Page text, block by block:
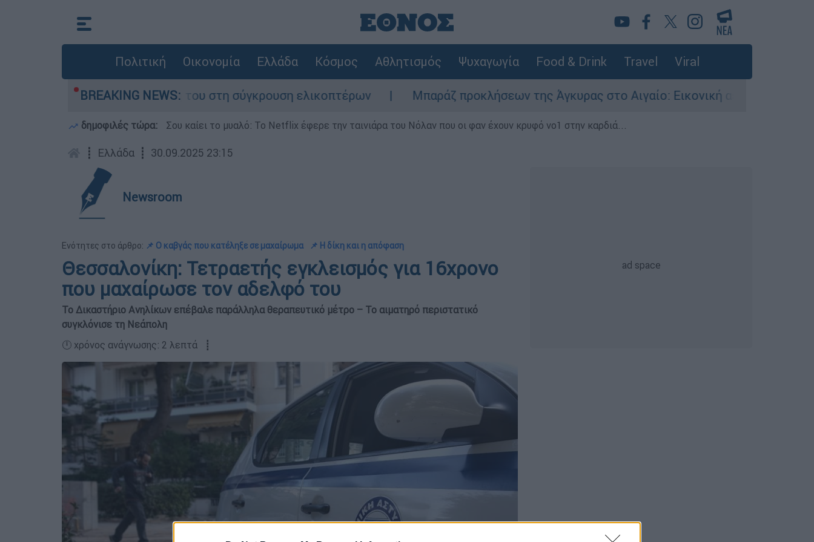
Πολιτική Οικονομία Ελλάδα Κόσμος Αθλητισμός Ψυχαγωγία Food & Drink Travel Viral
BREAKING NEWS:
που έχασε τη ζωή του στη σύγκρουση ελικοπτέρων Μπαράζ προκλήσεων της Άγκυρας στο Αιγαίο: Εικονική αερομαχία ανάμεσα σε
δημοφιλές τώρα: Σου καίει το μυαλό: Το Netflix έφερε την ταινιάρα του Νόλαν που οι φαν έχουν κρυφό νο1 στην καρδιά...
┋ Ελλάδα ┋ 30.09.2025 23:15
Newsroom
Ενότητες στο άρθρο: 📌 Ο καβγάς που κατέληξε σε μαχαίρωμα 📌 Η δίκη και η απόφαση
Θεσσαλονίκη: Τετραετής εγκλεισμός για 16χρονο
που μαχαίρωσε τον αδελφό του
Το Δικαστήριο Ανηλίκων επέβαλε παράλληλα θεραπευτικό μέτρο – Το αιματηρό περιστατικό
συγκλόνισε τη Νεάπολη
🕛 χρόνος ανάγνωσης: 2 λεπτά ┋